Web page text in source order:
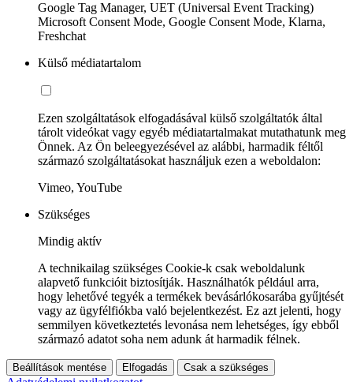
Google Tag Manager, UET (Universal Event Tracking)
Microsoft Consent Mode, Google Consent Mode, Klarna,
Freshchat
Külső médiatartalom
Ezen szolgáltatások elfogadásával külső szolgáltatók által
tárolt videókat vagy egyéb médiatartalmakat mutathatunk meg
Önnek. Az Ön beleegyezésével az alábbi, harmadik féltől
származó szolgáltatásokat használjuk ezen a weboldalon:
Vimeo, YouTube
Szükséges
Mindig aktív
A technikailag szükséges Cookie-k csak weboldalunk
alapvető funkcióit biztosítják. Használhatók például arra,
hogy lehetővé tegyék a termékek bevásárlókosarába gyűjtését
vagy az ügyfélfiókba való bejelentkezést. Ez azt jelenti, hogy
semmilyen következtetés levonása nem lehetséges, így ebből
származó adatot soha nem adunk át harmadik félnek.
Beállítások mentése Elfogadás Csak a szükséges